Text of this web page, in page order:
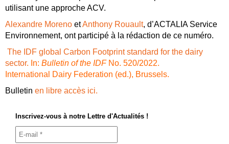
utilisant une approche ACV.
Alexandre Moreno etAnthony Rouault, d’ACTALIA Service
Environnement, ont participé à la rédaction de ce numéro.
The IDF global Carbon Footprint standard for the dairy
sector. In: Bulletin of the IDFNo. 520/2022.
International Dairy Federation (ed.), Brussels.
Bulletin en libre accès ici.
Inscrivez-vous à notre Lettre d'Actualités !